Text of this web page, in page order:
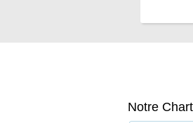
Notre